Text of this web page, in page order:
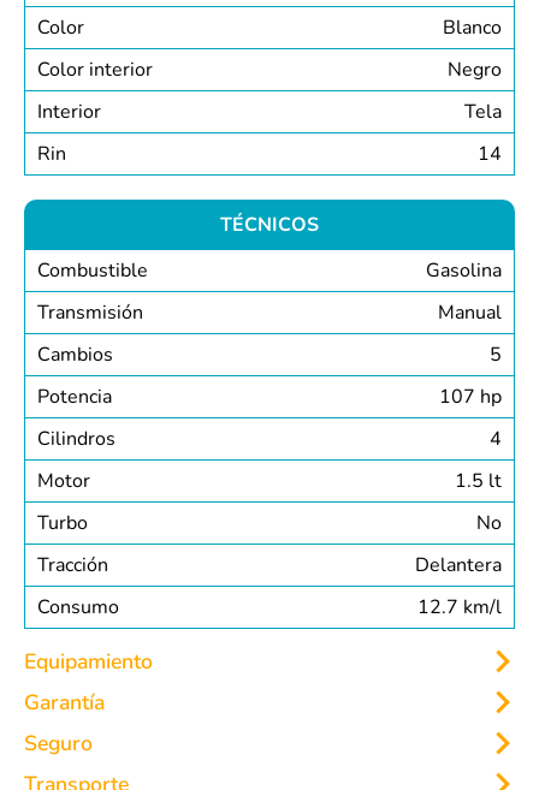
Color
Blanco
Color interior
Negro
Interior
Tela
Rin
14
TÉCNICOS
Combustible
Gasolina
Transmisión
Manual
Cambios
5
Potencia
107 hp
Cilindros
4
Motor
1.5 lt
Turbo
No
Tracción
Delantera
Consumo
12.7 km/l
Equipamiento
INTERIOR
SEGURIDAD
Garantía
Seguro
Transporte